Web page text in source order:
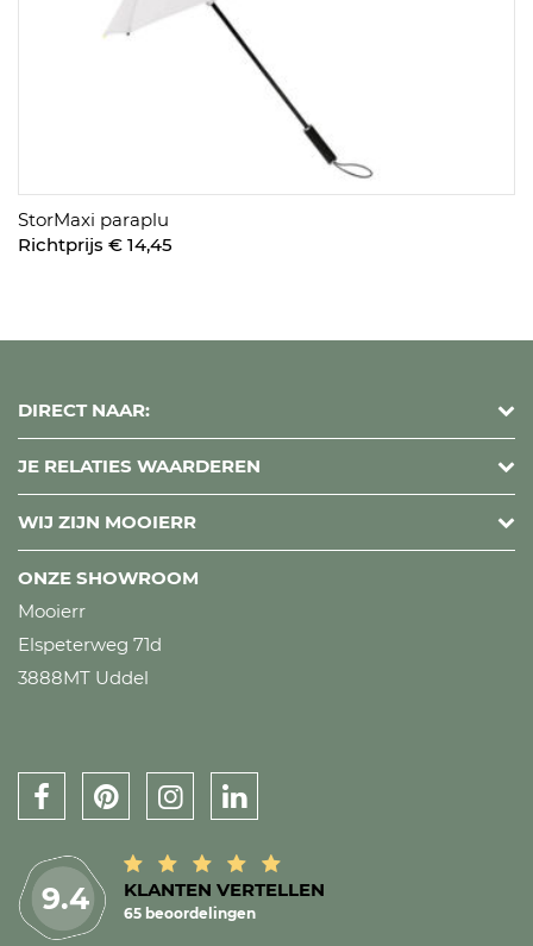
StorMaxi paraplu
Richtprijs € 14,45
DIRECT NAAR:
JE RELATIES WAARDEREN
WIJ ZIJN MOOIERR
ONZE SHOWROOM
Mooierr
Elspeterweg 71d
3888MT Uddel
9.4 KLANTEN VERTELLEN
65 beoordelingen